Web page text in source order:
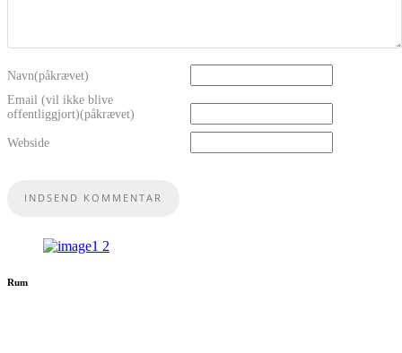
Navn(påkrævet)
Email (vil ikke blive
offentliggjort)(påkrævet)
Webside
Rum